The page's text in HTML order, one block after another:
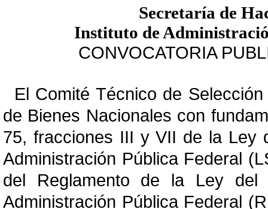
Secretaría de
Instituto de
CONVOCATORIA
El Comité Técnico de
de Bienes Nacionales con
75, fracciones III y VII de la Ley
Administración Pública Federal
del Reglamento de la Ley del
Administración Pública Federal